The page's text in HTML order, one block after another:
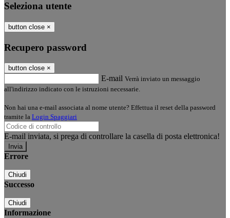
Seleziona utente
button close ×
Recupero password
button close ×
E-mail Verrà inviato un messaggio
all'indirizzo indicato con le istruzioni necessarie.
Non hai una e-mail associata al nome utente? Effettua il reset della password
tramite la Login Spaggiari
E-mail inviata, si prega di controllare la casella di posta elettronica!
Errore
Chiudi
Successo
Chiudi
Informazione